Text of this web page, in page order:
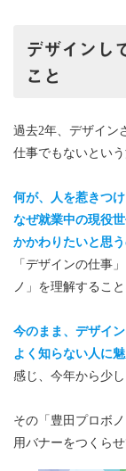
デザインし
こと
過去2年、デザイン
仕事でもないとい
何が、人を惹きつけ
なぜ就業中の現役
かかわりたいと思う
「デザインの仕事
ノ」を理解するこ
今のまま、デザイ
よく知らない人に
感じ、今年から少
その「豊田プロボ
用バナーをつくら